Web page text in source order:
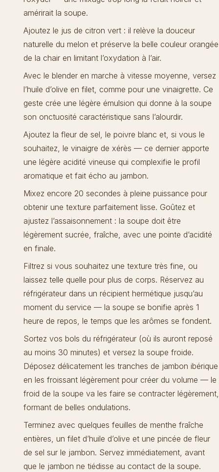
amérirait la soupe.
Ajoutez le jus de citron vert : il relève la douceur
naturelle du melon et préserve la belle couleur orangée
de la chair en limitant l’oxydation à l’air.
Avec le blender en marche à vitesse moyenne, versez
l’huile d’olive en filet, comme pour une vinaigrette. Ce
geste crée une légère émulsion qui donne à la soupe
son onctuosité caractéristique sans l’alourdir.
Ajoutez la fleur de sel, le poivre blanc et, si vous le
souhaitez, le vinaigre de xérès — ce dernier apporte
une légère acidité vineuse qui complexifie le profil
aromatique et fait écho au jambon.
Mixez encore 20 secondes à pleine puissance pour
obtenir une texture parfaitement lisse. Goûtez et
ajustez l’assaisonnement : la soupe doit être
légèrement sucrée, fraîche, avec une pointe d’acidité
en finale.
Filtrez si vous souhaitez une texture très fine, ou
laissez telle quelle pour plus de corps. Réservez au
réfrigérateur dans un récipient hermétique jusqu’au
moment du service — la soupe se bonifie après 1
heure de repos, le temps que les arômes se fondent.
Sortez vos bols du réfrigérateur (où ils auront reposé
au moins 30 minutes) et versez la soupe froide.
Déposez délicatement les tranches de jambon ibérique
en les froissant légèrement pour créer du volume — le
froid de la soupe va les faire se contracter légèrement,
formant de belles ondulations.
Terminez avec quelques feuilles de menthe fraîche
entières, un filet d’huile d’olive et une pincée de fleur
de sel sur le jambon. Servez immédiatement, avant
que le jambon ne tiédisse au contact de la soupe.